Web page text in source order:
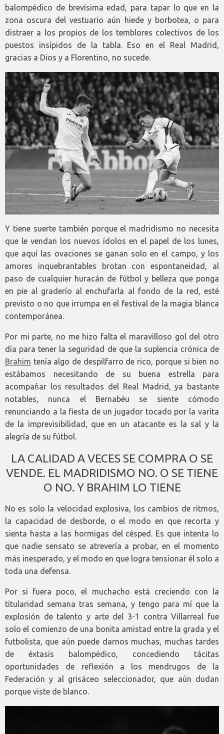
balompédico de brevísima edad, para tapar lo que en la
zona oscura del vestuario aún hiede y borbotea, o para
distraer a los propios de los temblores colectivos de los
puestos insípidos de la tabla. Eso en el Real Madrid,
gracias a Dios y a Florentino, no sucede.
Y tiene suerte también porque el madridismo no necesita
que le vendan los nuevos ídolos en el papel de los lunes,
que aquí las ovaciones se ganan solo en el campo, y los
amores inquebrantables brotan con espontaneidad, al
paso de cualquier huracán de fútbol y belleza que ponga
en pie al graderío al enchufarla al fondo de la red, esté
previsto o no que irrumpa en el festival de la magia blanca
contemporánea.
Por mi parte, no me hizo falta el maravilloso gol del otro
día para tener la seguridad de que la suplencia crónica de
Brahim tenía algo de despilfarro de rico, porque si bien no
estábamos necesitando de su buena estrella para
acompañar los resultados del Real Madrid, ya bastante
notables, nunca el Bernabéu se siente cómodo
renunciando a la fiesta de un jugador tocado por la varita
de la imprevisibilidad, que en un atacante es la sal y la
alegría de su fútbol.
LA CALIDAD A VECES SE COMPRA O SE
VENDE. EL MADRIDISMO NO. O SE TIENE
O NO. Y BRAHIM LO TIENE
No es solo la velocidad explosiva, los cambios de ritmos,
la capacidad de desborde, o el modo en que recorta y
sienta hasta a las hormigas del césped. Es que intenta lo
que nadie sensato se atrevería a probar, en el momento
más inesperado, y el modo en que logra tensionar él solo a
toda una defensa.
Por si fuera poco, el muchacho está creciendo con la
titularidad semana tras semana, y tengo para mí que la
explosión de talento y arte del 3-1 contra Villarreal fue
solo el comienzo de una bonita amistad entre la grada y el
futbolista, que aún puede darnos muchas, muchas tardes
de éxtasis balompédico, concediendo tácitas
oportunidades de reflexión a los mendrugos de la
Federación y al grisáceo seleccionador, que aún dudan
porque viste de blanco.